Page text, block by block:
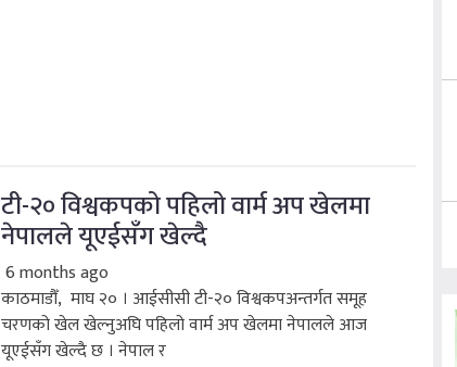
टी-२० विश्वकपको पहिलो वार्म अप खेलमा
नेपालले यूएईसँग खेल्दै
6 months ago
काठमाडौँ, माघ २० । आईसीसी टी-२० विश्वकपअन्तर्गत समूह
चरणको खेल खेल्नुअघि पहिलो वार्म अप खेलमा नेपालले आज
यूएईसँग खेल्दै छ । नेपाल र